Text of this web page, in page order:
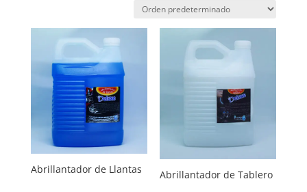
Abrillantador de Llantas Abrillantador de Tablero